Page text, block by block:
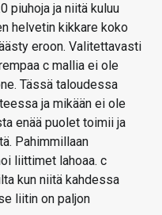
piuhoja ja niitä kuluu
helvetin kikkare koko
eroon. Valitettavasti
c mallia ei ole
Tässä taloudessa
ja mikään ei ole
enää puolet toimii ja
Pahimmillaan
liittimet lahoaa. c
kun niitä kahdessa
liitin on paljon